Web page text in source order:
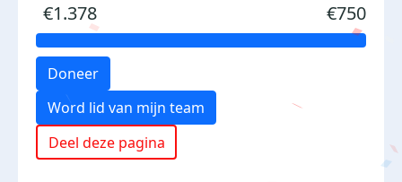
€1.378 €750
Doneer
Word lid van mijn team
Deel deze pagina